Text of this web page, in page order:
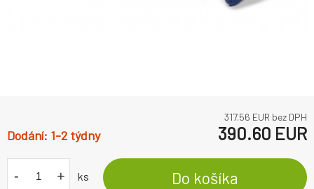
317.56 EUR bez DPH
1-2 týdny 390.60 EUR
- + ks Do košíka